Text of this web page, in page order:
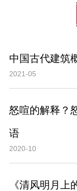
中国古代建筑
2021-05
怒喧的解释？
语
2020-10
《清风明月